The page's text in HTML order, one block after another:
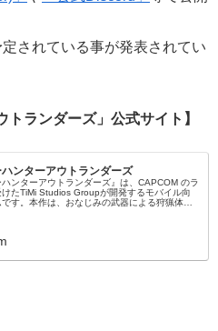
されている事が発表されてい
トランダーズ」公式サイト】
ンターアウトランダーズ
ハンターアウトランダーズ』は、CAPCOM のラ
けたTiMi Studios Groupが開発するモバイル向
す。本作は、おなじみの武器による狩猟体験